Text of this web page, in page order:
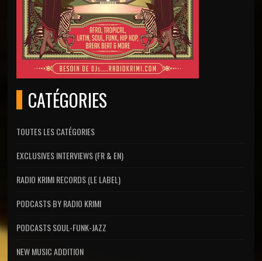
CATÉGORIES
TOUTES LES CATÉGORIES
EXCLUSIVES INTERVIEWS (FR & EN)
RADIO KRIMI RECORDS (LE LABEL)
PODCASTS BY RADIO KRIMI
PODCASTS SOUL-FUNK-JAZZ
NEW MUSIC ADDITION